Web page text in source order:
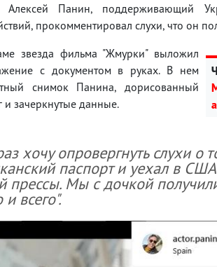
Алексей Панин, поддерживающий
прокомментировал слухи, что он
звезда фильма "Жмурки" выложил
с документом в руках. В нем
снимок Панина, дорисованный
зачеркнутые данные.
хочу опровергнуть слухи о
паспорт и уехал в
прессы. Мы с дочкой
и всего".